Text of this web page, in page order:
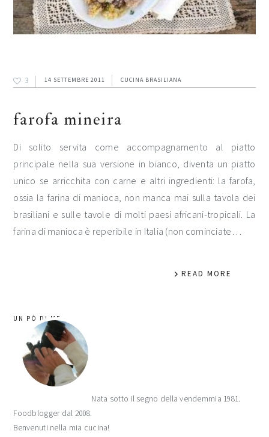
3 14 SETTEMBRE 2011 CUCINA BRASILIANA
farofa mineira
Di solito servita come accompagnamento al piatto
principale nella sua versione in bianco, diventa un piatto
unico se arricchita con carne e altri ingredienti: la farofa,
ossia la farina di manioca, non manca mai sulla tavola dei
brasiliani e sulle tavole di molti paesi africani-tropicali. La
farina di manioca è reperibile in Italia (non cominciate…
READ MORE
barra
laterale
primaria
UN PÒ DI ME
Nata sotto il segno della vendemmia 1981.
Foodblogger dal 2008.
Benvenuti nella mia cucina!